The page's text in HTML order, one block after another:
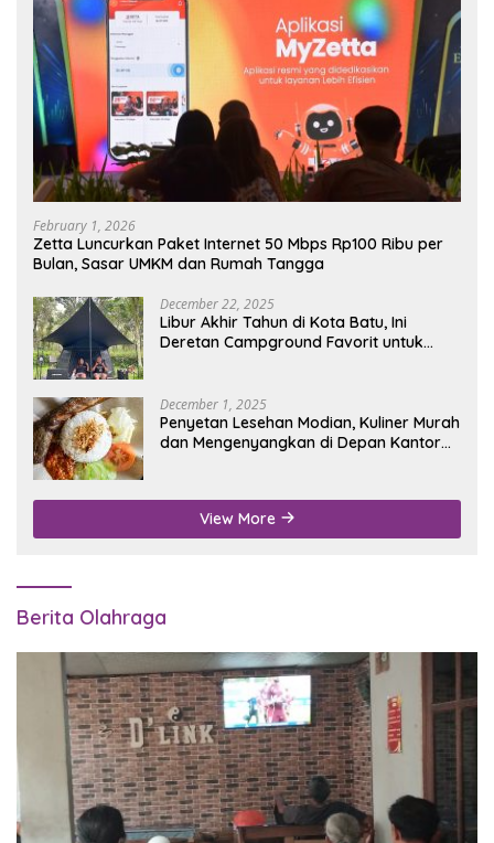
February 1, 2026
Zetta Luncurkan Paket Internet 50 Mbps Rp100 Ribu per
Bulan, Sasar UMKM dan Rumah Tangga
December 22, 2025
Libur Akhir Tahun di Kota Batu, Ini
Deretan Campground Favorit untuk
December 1, 2025
Penyetan Lesehan Modian, Kuliner Murah
dan Mengenyangkan di Depan Kantor
View More
Berita Olahraga